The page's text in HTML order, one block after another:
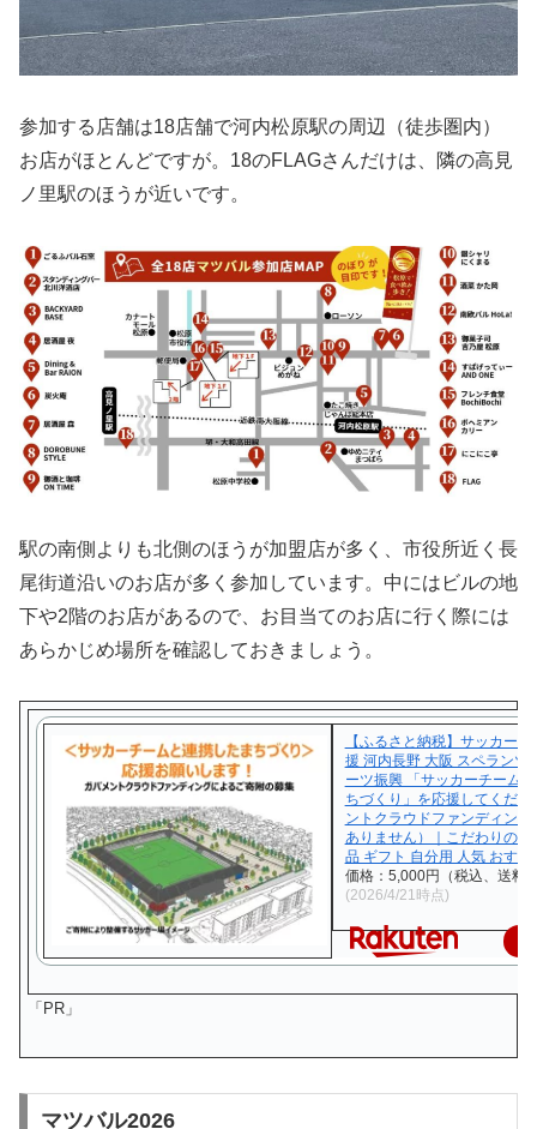
参加する店舗は18店舗で河内松原駅の周辺（徒歩圏内）
お店がほとんどですが。18のFLAGさんだけは、隣の高見
ノ里駅のほうが近いです。
駅の南側よりも北側のほうが加盟店が多く、市役所近く長
尾街道沿いのお店が多く参加しています。中にはビルの地
下や2階のお店があるので、お目当てのお店に行く際には
あらかじめ場所を確認しておきましょう。
【ふるさと納税】サッカー
援 河内長野 大阪 スペランツ
ーツ振興 「サッカーチーム
ちづくり」を応援してくださ
ントクラウドファンディン
ありません）｜こだわりの逸
品 ギフト 自分用 人気 おすす
価格：5,000円（税込、送料
(2026/4/21時点)
「PR」
マツバル2026